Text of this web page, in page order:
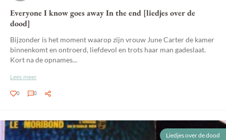
Everyone I know goes away In the end [liedjes over de
dood]
Bijzonder is het moment waarop zijn vrouw June Carter de kamer
binnenkomt en ontroerd, liefdevol en trots haar man gadeslaat.
Kort na de opnames...
Lees meer
0 0
Liedjes over de dood